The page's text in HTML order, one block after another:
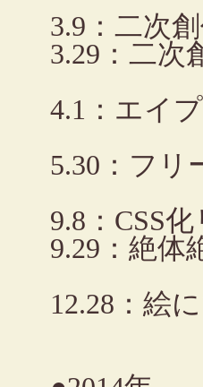
3.9：二次
3.29：二次
4.1：エイ
5.30：フリ
9.8：CSS
9.29：絶体
12.28：絵に